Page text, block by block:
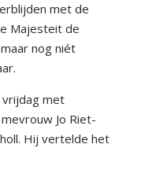
met de
Majesteit de
nog niét
met
Jo Riet-
Hij vertelde het